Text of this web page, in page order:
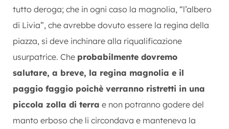
tutto deroga; che in ogni caso la magnolia, “l’albero
di Livia”, che avrebbe dovuto essere la regina della
piazza, si deve inchinare alla riqualificazione
usurpatrice. Che probabilmente dovremo
salutare, a breve, la regina magnolia e il
paggio faggio poichè verranno ristretti in una
piccola zolla di terra e non potranno godere del
manto erboso che li circondava e manteneva la